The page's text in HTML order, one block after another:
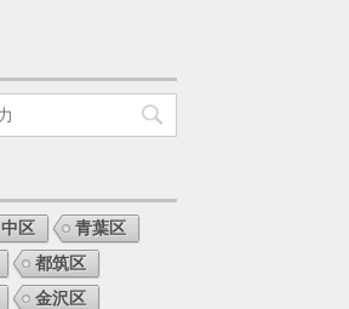
中区
青葉区
都筑区
金沢区